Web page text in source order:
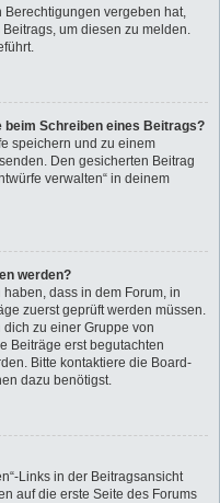
vergeben hat,
um diesen zu melden.
beim Schreiben eines Beitrags?
speichern und zu einem
Den gesicherten Beitrag
verwalten“ in deinem
werden?
dass in dem Forum, in
zuerst geprüft werden müssen.
zu einer Gruppe von
Beiträge erst begutachten
Bitte kontaktiere die Board-
dazu benötigst.
Links in der Beitragsansicht
auf die erste Seite des Forums